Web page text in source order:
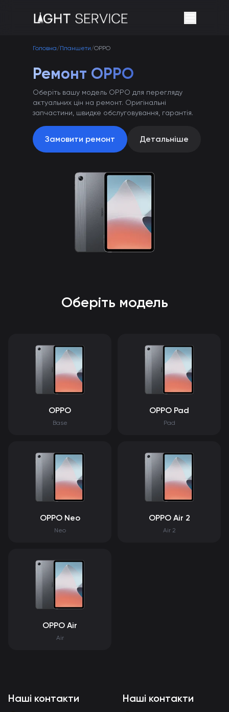
Головна/Планшети/OPPO
Ремонт OPPO
Оберіть вашу модель OPPO для перегляду
актуальних цін на ремонт. Оригінальні
запчастини, швидке обслуговування, гарантія.
Замовити ремонт Детальніше
Оберіть модель
OPPO
Base
OPPO Pad
Pad
OPPO Neo
Neo
OPPO Air 2
Air 2
OPPO Air
Air
Наші контакти Наші контакти